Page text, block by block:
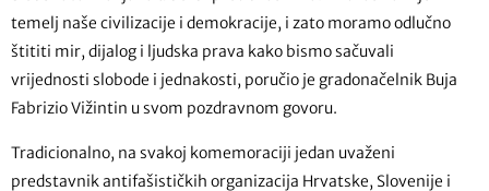
temelj naše civilizacije i demokracije, i zato moramo odlučno
štititi mir, dijalog i ljudska prava kako bismo sačuvali
vrijednosti slobode i jednakosti, poručio je gradonačelnik Buja
Fabrizio Vižintin u svom pozdravnom govoru.
Tradicionalno, na svakoj komemoraciji jedan uvaženi
predstavnik antifašističkih organizacija Hrvatske, Slovenije i